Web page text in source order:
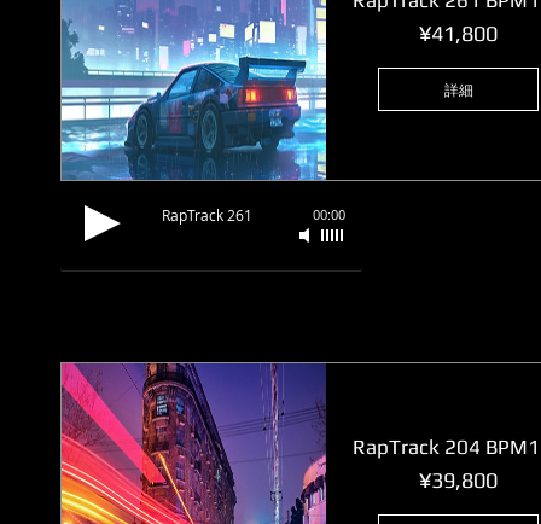
¥41,800価
詳細
RapTrack 261 00:00
RapTrack 204
¥39,800価